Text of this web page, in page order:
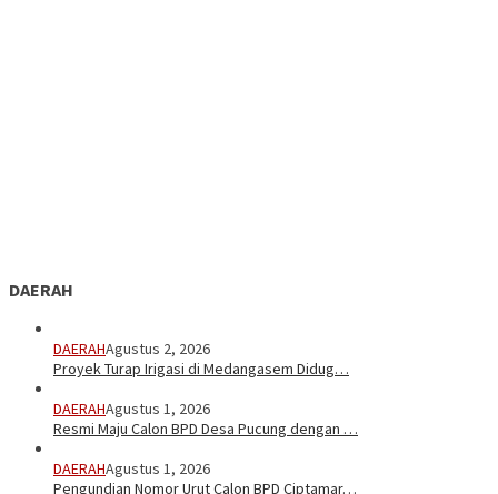
DAERAH
DAERAHAgustus 2, 2026
Proyek Turap Irigasi di Medangasem Didug…
DAERAHAgustus 1, 2026
Resmi Maju Calon BPD Desa Pucung dengan …
DAERAHAgustus 1, 2026
Pengundian Nomor Urut Calon BPD Ciptamar…